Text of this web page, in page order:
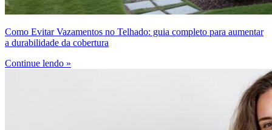
Como Evitar Vazamentos no Telhado: guia completo para aumentar
a durabilidade da cobertura
Continue lendo »